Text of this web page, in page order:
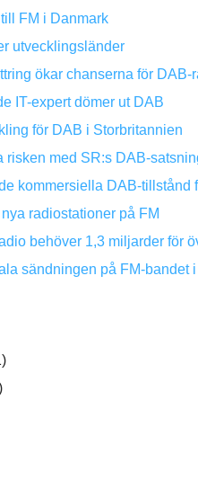
FM i Danmark
utvecklingsländer
ökar chanserna för DAB-
IT-expert dömer ut DAB
för DAB i Storbritannien
risken med SR:s DAB-
kommersiella DAB-tillstånd
radiostationer på FM
behöver 1,3 miljarder för
sändningen på FM-bandet